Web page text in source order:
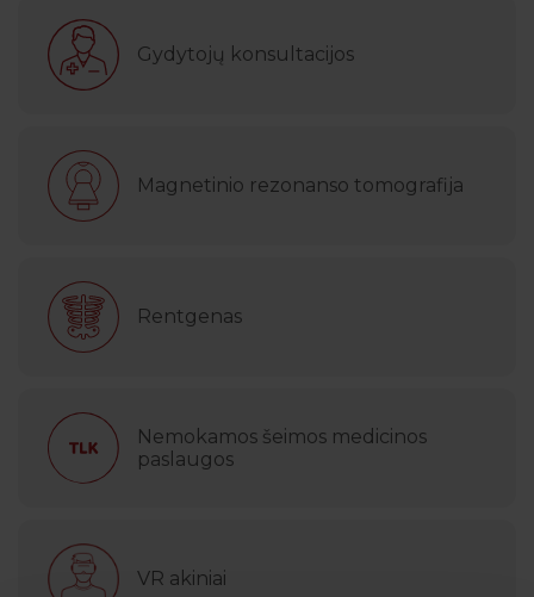
Gydytojų konsultacijos
Magnetinio rezonanso tomografija
Rentgenas
Nemokamos šeimos medicinos
paslaugos
VR akiniai